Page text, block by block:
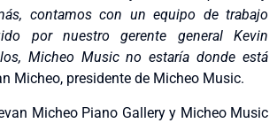
contamos con un equipo de trabajo
por nuestro gerente general Kevin
Micheo Music no estaría donde está
Micheo, presidente de Micheo Music.
Micheo Piano Gallery y Micheo Music